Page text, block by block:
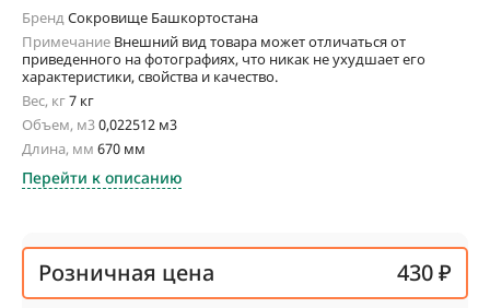
БрендСокровище Башкортостана
Примечание Внешний вид товара может отличаться от
приведенного на фотографиях, что никак не ухудшает его
характеристики, свойства и качество.
Вес, кг7 кг
Объем, м30,022512 м3
Длина, мм 670 мм
Перейти к описанию
Розничная цена 430 ₽